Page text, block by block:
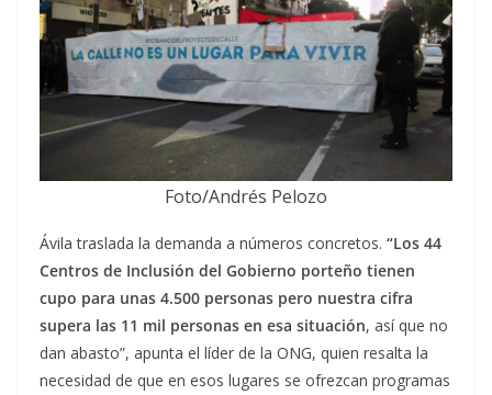
Foto/Andrés Pelozo
Ávila traslada la demanda a números concretos. “Los 44
Centros de Inclusión del Gobierno porteño tienen
cupo para unas 4.500 personas pero nuestra cifra
supera las 11 mil personas en esa situación, así que no
dan abasto”, apunta el líder de la ONG, quien resalta la
necesidad de que en esos lugares se ofrezcan programas